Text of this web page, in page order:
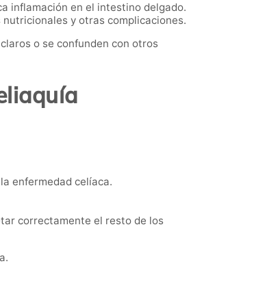
inflamación en el intestino delgado.
y otras complicaciones.
o se confunden con otros
enfermedad celíaca.
correctamente el resto de los